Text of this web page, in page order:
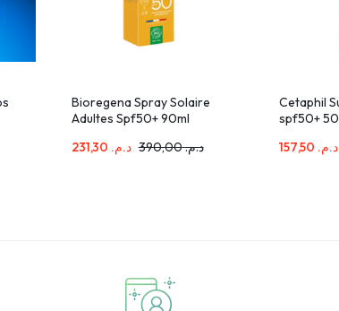
Bioregena Spray Solaire
Adultes Spf50+ 90ml
د.م.
د.م.390,00
Cetaphil
spf50+
د.م.